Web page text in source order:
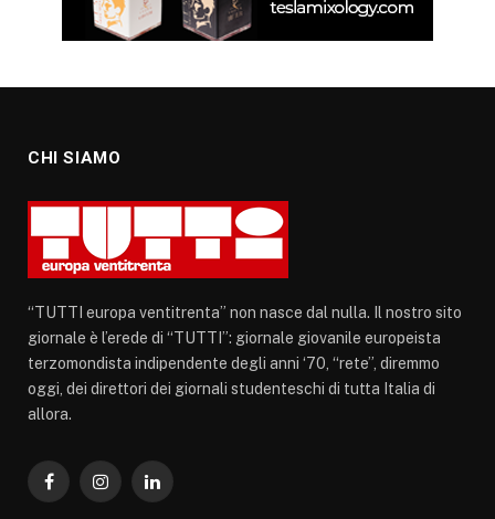
CHI SIAMO
“TUTTI europa ventitrenta” non nasce dal nulla. Il nostro sito
giornale è l’erede di “TUTTI”: giornale giovanile europeista
terzomondista indipendente degli anni ‘70, “rete”, diremmo
oggi, dei direttori dei giornali studenteschi di tutta Italia di
allora.
FacebookInstagramLinkedIn